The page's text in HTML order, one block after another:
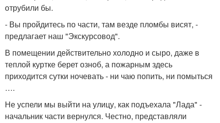
отрубили бы.
- Вы пройдитесь по части, там везде пломбы висят, -
предлагает наш "Экскурсовод".
В помещении действительно холодно и сыро, даже в
теплой куртке берет озноб, а пожарным здесь
приходится сутки ночевать - ни чаю попить, ни помыться
….
Не успели мы выйти на улицу, как подъехала "Лада" -
начальник части вернулся. Честно, представляли